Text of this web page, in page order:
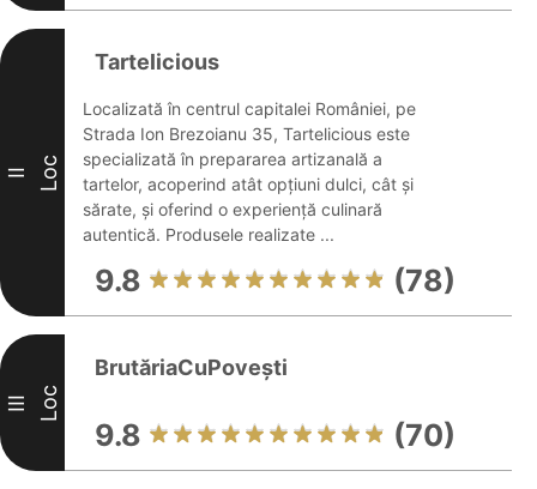
II Loc
Tartelicious
Localizată în centrul capitalei României, pe
Strada Ion Brezoianu 35, Tartelicious este
specializată în prepararea artizanală a
tartelor, acoperind atât opțiuni dulci, cât și
sărate, și oferind o experiență culinară
autentică. Produsele realizate ...
9.8 (78)
III Loc
BrutăriaCuPovești
9.8 (70)